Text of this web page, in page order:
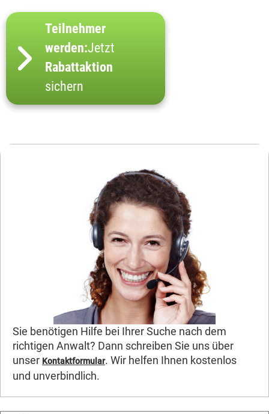
Teilnehmer
werden:Jetzt
Rabattaktion
sichern
Sie benötigen Hilfe bei Ihrer Suche nach dem
richtigen Anwalt? Dann schreiben Sie uns über
unser Kontaktformular. Wir helfen Ihnen kostenlos
und unverbindlich.